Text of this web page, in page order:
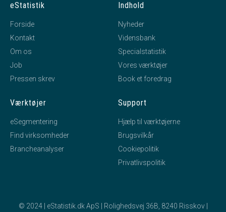
eStatistik
Forside
Kontakt
Om os
Job
Pressen skrev
Indhold
Nyheder
Vidensbank
Specialstatistik
Vores værktøjer
Book et foredrag
Værktøjer
eSegmentering
Find virksomheder
Brancheanalyser
Support
Hjælp til værktøjerne
Brugsvilkår
Cookiepolitik
Privatlivspolitik
© 2024 | eStatistik.dk ApS | Rolighedsvej 36B, 8240 Risskov |